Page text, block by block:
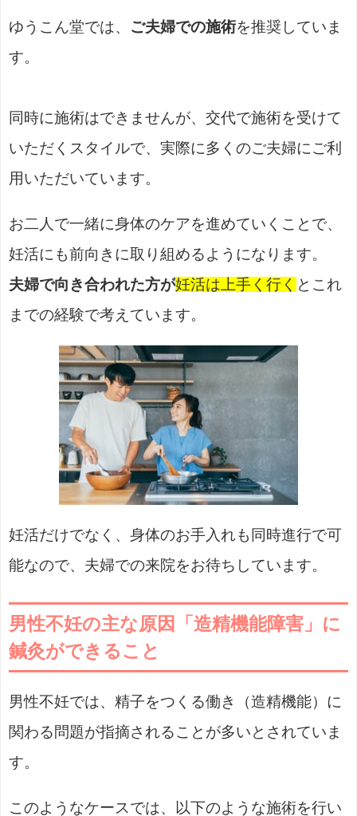
ゆうこん堂では、 ご夫婦での施術を推奨していま
す。
同時に施術はできませんが、交代で施術を受けて
いただくスタイルで、実際に多くのご夫婦にご利
用いただいています。
お二人で一緒に身体のケアを進めていくことで、
妊活にも前向きに取り組めるようになります。
夫婦で向き合われた方が妊活は上手く行く とこれ
までの経験で考えています。
妊活だけでなく、身体のお手入れも同時進行で可
能なので、夫婦での来院をお待ちしています。
男性不妊の主な原因「造精機能障害」に
鍼灸ができること
男性不妊では、精子をつくる働き（造精機能）に
関わる問題が指摘されることが多いとされていま
す。
このようなケースでは、以下のような施術を行い